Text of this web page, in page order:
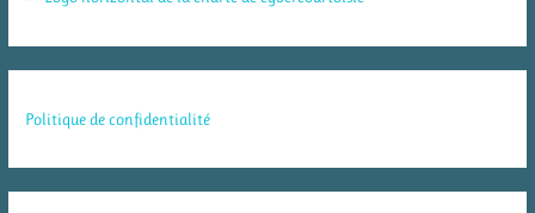
Politique de confidentialité